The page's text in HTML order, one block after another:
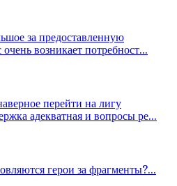
за предоставленную
возникает потребност...
перейти на лигу
адекватная и вопросы ре...
герои за фрагменты?...